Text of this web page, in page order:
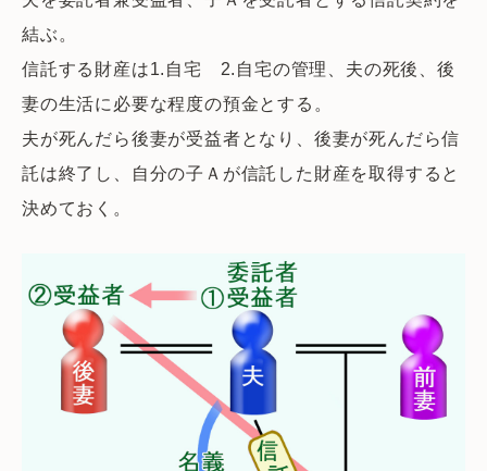
結ぶ。
信託する財産は1.自宅 2.自宅の管理、夫の死後、後
妻の生活に必要な程度の預金とする。
夫が死んだら後妻が受益者となり、後妻が死んだら信
託は終了し、自分の子Ａが信託した財産を取得すると
決めておく。